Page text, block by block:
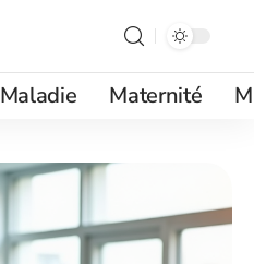
Maladie Maternité